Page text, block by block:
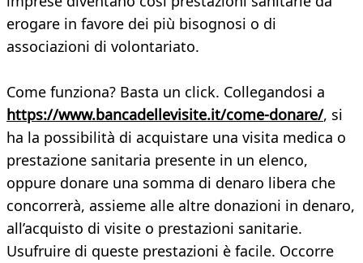
erogare in favore dei più bisognosi o di
associazioni di volontariato.
Come funziona? Basta un click. Collegandosi a
https://www.bancadellevisite.it/come-donare/, si
ha la possibilità di acquistare una visita medica o
prestazione sanitaria presente in un elenco,
oppure donare una somma di denaro libera che
concorrerà, assieme alle altre donazioni in denaro,
all’acquisto di visite o prestazioni sanitarie.
Usufruire di queste prestazioni è facile. Occorre